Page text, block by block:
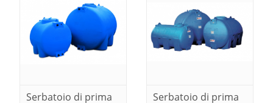
Serbatoio di prima
Serbatoio di prima